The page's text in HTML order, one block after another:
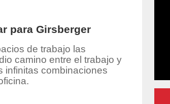
para Girsberger
de trabajo las
camino entre el trabajo y
infinitas combinaciones